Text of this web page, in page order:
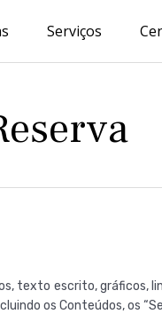
Serviços
texto escrito, gráficos,
os Conteúdos, os